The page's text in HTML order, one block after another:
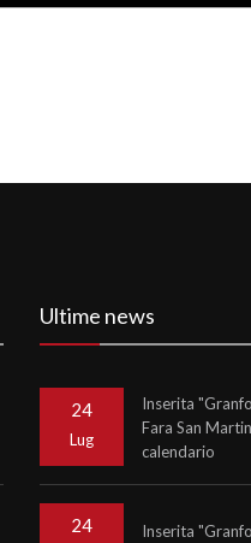
Ultime news
24
Lug
Inserita
Fara San
calendario
24
Inserita